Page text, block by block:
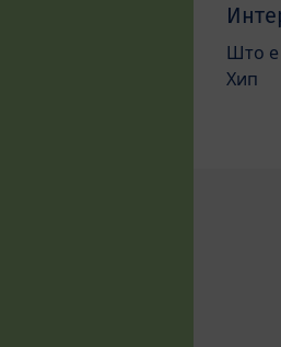
Што е
Хип